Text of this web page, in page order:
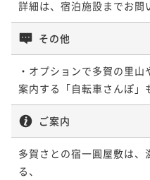
詳細は、宿泊施設までお問
その他
・オプションで多賀の里
案内する「自転車さんぽ」
ご案内
多賀さとの宿一圓屋敷は
る、